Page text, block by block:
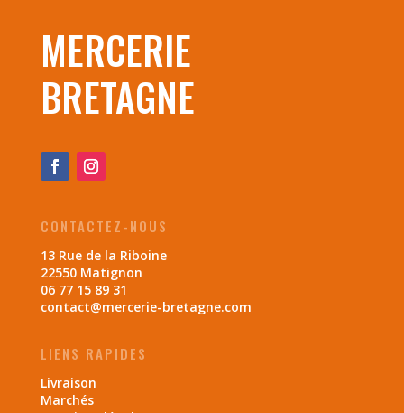
MERCERIE
BRETAGNE
CONTACTEZ-NOUS
13 Rue de la Riboine
22550 Matignon
06 77 15 89 31
contact@mercerie-bretagne.com
LIENS RAPIDES
Livraison
Marchés